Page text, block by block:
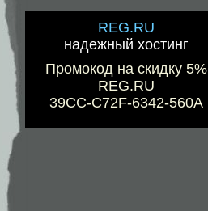
REG.RU
надежный хостинг
Промокод на скидку 5%
REG.RU
39CC-C72F-6342-560A